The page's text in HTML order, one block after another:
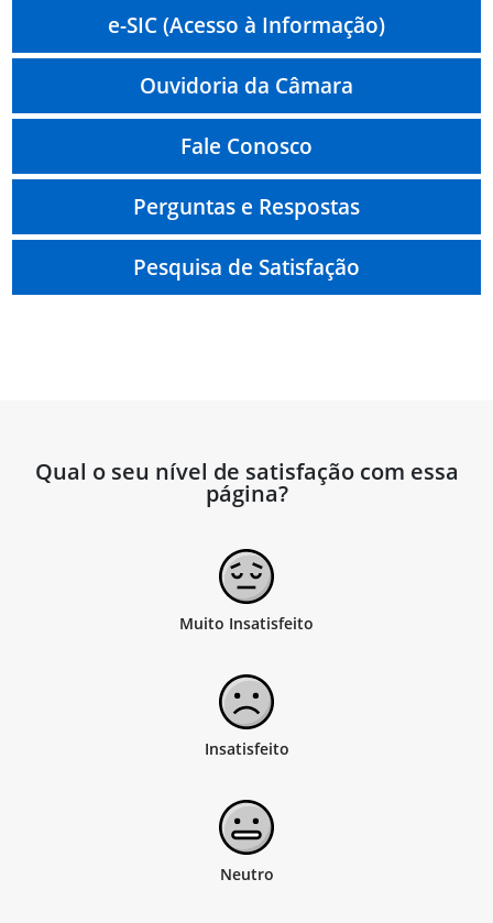
e-SIC (Acesso à Informação)
Ouvidoria da Câmara
Fale Conosco
Perguntas e Respostas
Pesquisa de Satisfação
Qual o seu nível de satisfação com essa
página?